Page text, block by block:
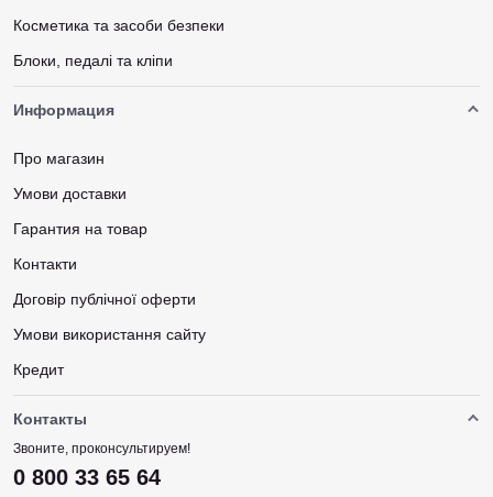
Косметика та засоби безпеки
Блоки, педалі та кліпи
Информация
Про магазин
Умови доставки
Гарантия на товар
Контакти
Договір публічної оферти
Умови використання сайту
Кредит
Контакты
Звоните, проконсультируем!
0 800 33 65 64